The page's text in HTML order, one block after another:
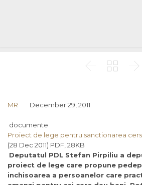
  
MR December 29, 2011
documente
Proiect de lege pentru sanctionarea
(28 Dec 2011) PDF, 28KB
Deputatul PDL Stefan Pirpiliu a
proiect de lege care propune
inchisoarea a persoanelor care